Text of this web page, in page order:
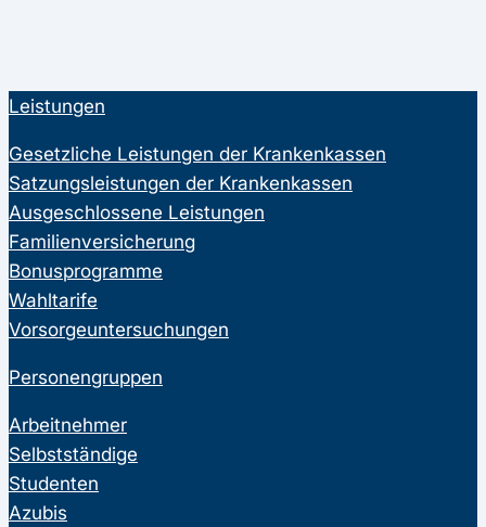
Leistungen
Gesetzliche Leistungen der Krankenkassen
Satzungsleistungen der Krankenkassen
Ausgeschlossene Leistungen
Familienversicherung
Bonusprogramme
Wahltarife
Vorsorgeuntersuchungen
Personengruppen
Arbeitnehmer
Selbstständige
Studenten
Azubis